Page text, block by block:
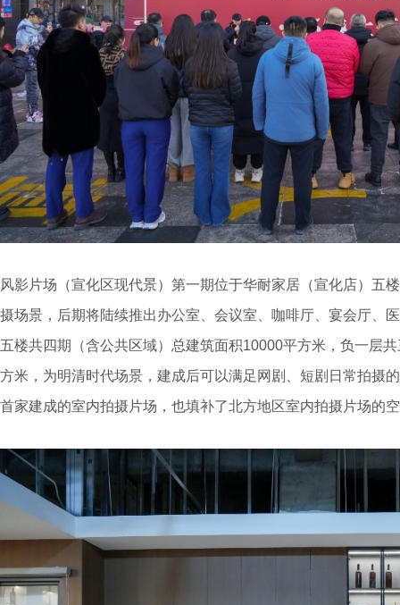
风影片场（宣化区现代景）第一期位于华耐家居（宣化店）五
摄场景，后期将陆续推出办公室、会议室、咖啡厅、宴会厅、
五楼共四期（含公共区域）总建筑面积10000平方米，负一层
方米，为明清时代场景，建成后可以满足网剧、短剧日常拍摄
首家建成的室内拍摄片场，也填补了北方地区室内拍摄片场的